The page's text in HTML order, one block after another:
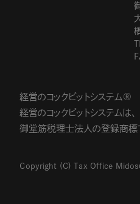
経営のコックピットシステム®
経営のコックピットシステムは、
御堂筋税理士法人の登録商標
Copyright (C) Tax Office